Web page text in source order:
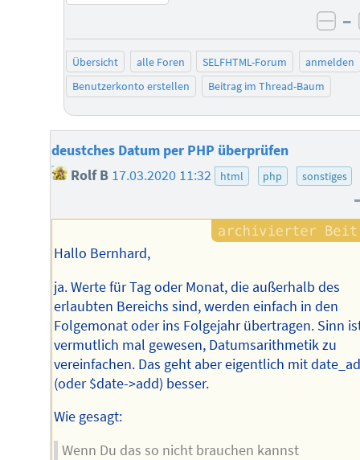
–
Übersicht alle Foren SELFHTML-Forum
anmelden
Benutzerkonto erstellen
Beitrag im Thread-Baum
deustches Datum per PHP überprüfen
Rolf B 17.03.2020 11:32 html php sonstiges
Hallo Bernhard,
ja. Werte für Tag oder Monat, die außerhalb des
erlaubten Bereichs sind, werden einfach in den
Folgemonat oder ins Folgejahr übertragen. Sinn
vermutlich mal gewesen, Datumsarithmetik zu
vereinfachen. Das geht aber eigentlich mit
(oder $date->add) besser.
Wie gesagt:
Wenn Du das so nicht brauchen kannst